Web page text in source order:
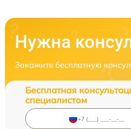
Нужна
Закажите бесплатную
Бесплатная
специалистом